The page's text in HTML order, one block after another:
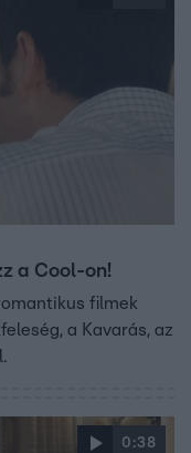
a Cool-on!
filmek
a Kavarás, az
0:38